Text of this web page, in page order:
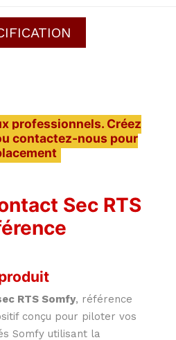
professionnels. Créez
contactez-nous pour
Sec RTS
RTS Somfy, référence
conçu pour piloter vos
Somfy utilisant la